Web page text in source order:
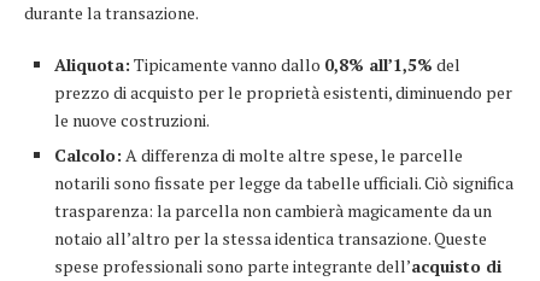
durante la transazione.
Aliquota: Tipicamente vanno dallo 0,8% all’1,5% del
prezzo di acquisto per le proprietà esistenti, diminuendo per
le nuove costruzioni.
Calcolo: A differenza di molte altre spese, le parcelle
notarili sono fissate per legge da tabelle ufficiali. Ciò significa
trasparenza: la parcella non cambierà magicamente da un
notaio all’altro per la stessa identica transazione. Queste
spese professionali sono parte integrante dell’acquisto di